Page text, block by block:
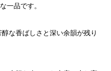
一品です。
な香ばしさと深い余韻が残り